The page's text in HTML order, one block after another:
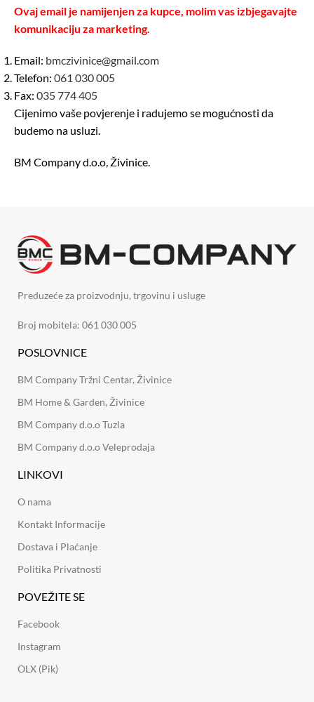
Ovaj email je namijenjen za kupce, molim vas izbjegavajte
komunikaciju za marketing.
Email: bmczivinice@gmail.com
Telefon: 061 030 005
Fax: 035 774 405
Cijenimo vaše povjerenje i radujemo se mogućnosti da
budemo na usluzi.
BM Company d.o.o, Živinice.
Preduzeće za proizvodnju, trgovinu i usluge
Broj mobitela: 061 030 005
POSLOVNICE
BM Company Tržni Centar, Živinice
BM Home & Garden, Živinice
BM Company d.o.o Tuzla
BM Company d.o.o Veleprodaja
LINKOVI
O nama
Kontakt Informacije
Dostava i Plaćanje
Politika Privatnosti
POVEŽITE SE
Facebook
Instagram
OLX (Pik)